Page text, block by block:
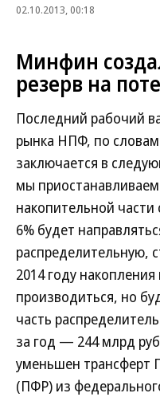
02.10.2013, 00:18
Минфин
резерв на
Последний рабочий
рынка НПФ, по
заключается в
мы
накопительной части
6% будет
распределительную,
2014 году
производиться, но
часть
за год — 244 млрд
уменьшен трансферт
(ПФР) из